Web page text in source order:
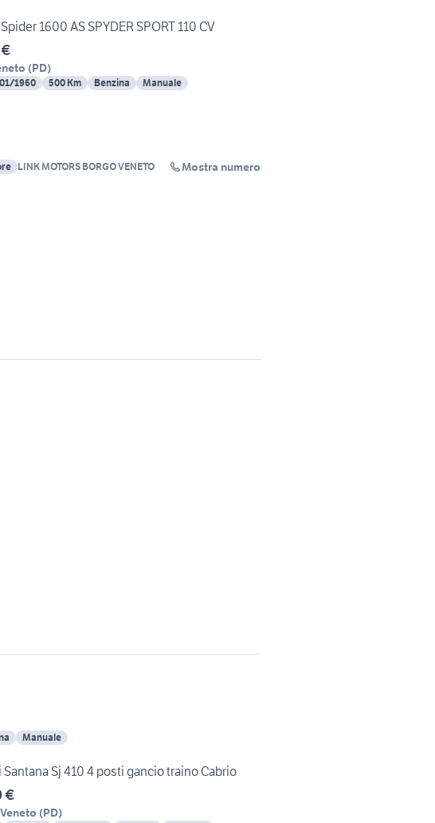
Spider 1600 AS SPYDER SPORT 110 CV
(PD)
01/1960 500 Km Benzina Manuale
LINK MOTORS BORGO VENETO Mostra numero
Manuale
Santana Sj 410 4 posti gancio traino Cabrio
€
(PD)